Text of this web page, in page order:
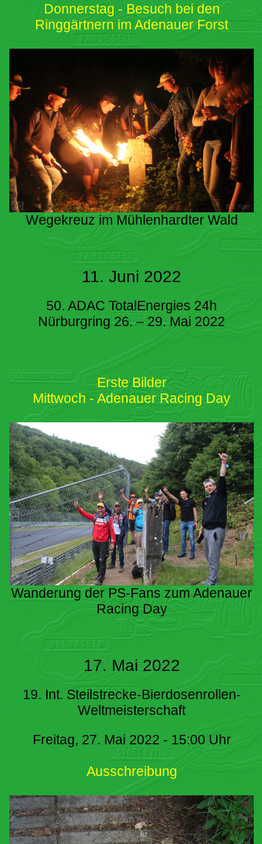
Donnerstag - Besuch bei den
Ringgärtnern im Adenauer Forst
Wegekreuz im Mühlenhardter Wald
11. Juni 2022
50. ADAC TotalEnergies 24h
Nürburgring 26. – 29. Mai 2022
Erste Bilder
Mittwoch - Adenauer Racing Day
Wanderung der PS-Fans zum Adenauer
Racing Day
17. Mai 2022
19. Int. Steilstrecke-Bierdosenrollen-
Weltmeisterschaft
Freitag, 27. Mai 2022 - 15:00 Uhr
Ausschreibung